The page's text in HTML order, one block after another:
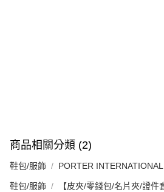
商品相關分類 (2)
鞋包/服飾 PORTER INTERNATIONAL
鞋包/服飾 【皮夾/零錢包/名片夾/證件